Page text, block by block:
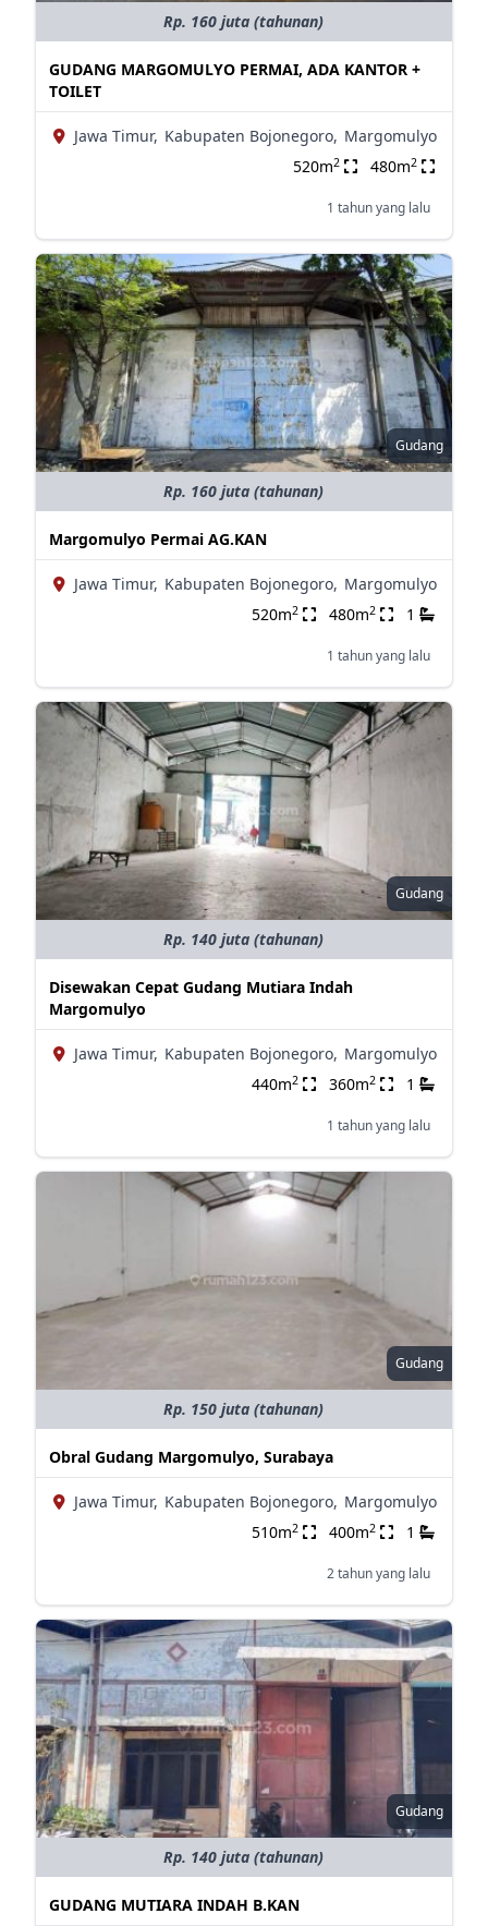
Rp. 160 juta (tahunan)
GUDANG MARGOMULYO PERMAI, ADA KANTOR +
TOILET
Jawa Timur, Kabupaten Bojonegoro, Margomulyo
520m2 480m2
1 tahun yang lalu
Gudang
Rp. 160 juta (tahunan)
Margomulyo Permai AG.KAN
Jawa Timur, Kabupaten Bojonegoro, Margomulyo
520m2 480m2 1
1 tahun yang lalu
Gudang
Rp. 140 juta (tahunan)
Disewakan Cepat Gudang Mutiara Indah
Margomulyo
Jawa Timur, Kabupaten Bojonegoro, Margomulyo
440m2 360m2 1
1 tahun yang lalu
Gudang
Rp. 150 juta (tahunan)
Obral Gudang Margomulyo, Surabaya
Jawa Timur, Kabupaten Bojonegoro, Margomulyo
510m2 400m2 1
2 tahun yang lalu
Gudang
Rp. 140 juta (tahunan)
GUDANG MUTIARA INDAH B.KAN